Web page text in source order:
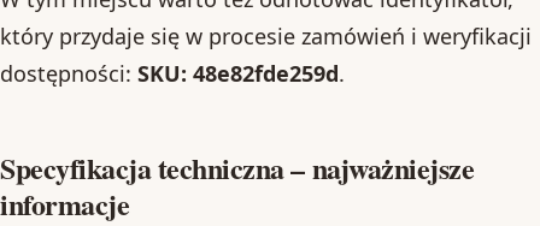
który przydaje się w procesie zamówień i weryfikacji
dostępności: SKU: 48e82fde259d.
Specyfikacja techniczna – najważniejsze
informacje